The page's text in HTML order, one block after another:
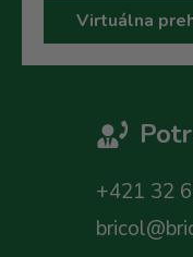
Virtuálna
+421 32